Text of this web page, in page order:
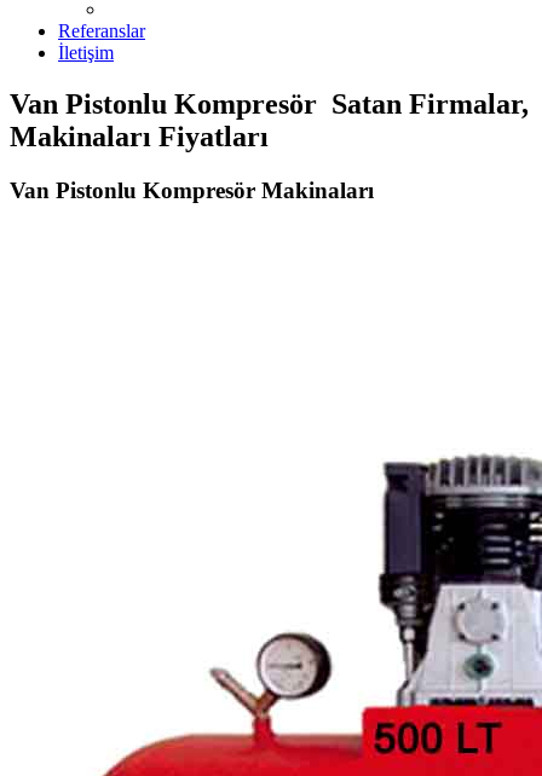
Referanslar
İletişim
Van Pistonlu Kompresör Satan Firmalar,
Makinaları Fiyatları
Van Pistonlu Kompresör Makinaları